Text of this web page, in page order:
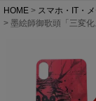
HOME
スマホ・IT・
墨絵師御歌頭「三変